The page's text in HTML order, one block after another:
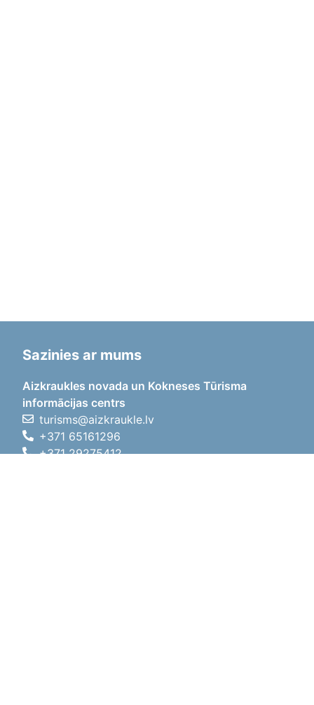
Sazinies ar mums
Aizkraukles novada un Kokneses Tūrisma
informācijas centrs
turisms@aizkraukle.lv
+371 65161296
+371 29275412